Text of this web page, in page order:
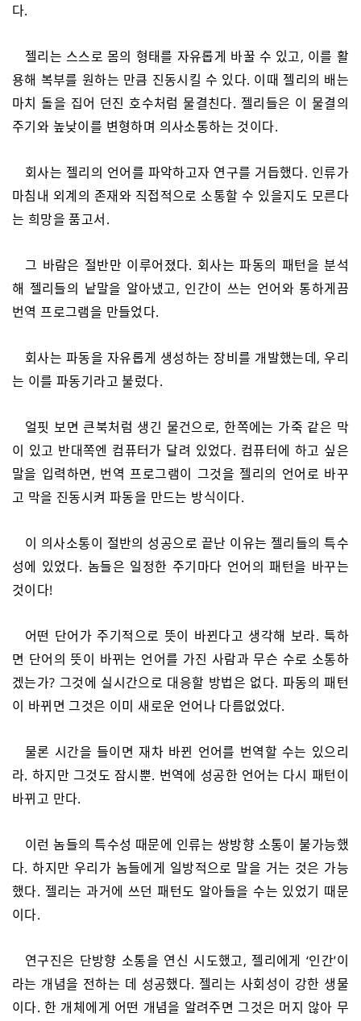
다.
젤리는 스스로 몸의 형태를 자유롭게 바꿀 수 있고, 이를 활
용해 복부를 원하는 만큼 진동시킬 수 있다. 이때 젤리의 배는
마치 돌을 집어 던진 호수처럼 물결친다. 젤리들은 이 물결의
주기와 높낮이를 변형하며 의사소통하는 것이다.
회사는 젤리의 언어를 파악하고자 연구를 거듭했다. 인류가
마침내 외계의 존재와 직접적으로 소통할 수 있을지도 모른다
는 희망을 품고서.
그 바람은 절반만 이루어졌다. 회사는 파동의 패턴을 분석
해 젤리들의 낱말을 알아냈고, 인간이 쓰는 언어와 통하게끔
번역 프로그램을 만들었다.
회사는 파동을 자유롭게 생성하는 장비를 개발했는데, 우리
는 이를 파동기라고 불렀다.
얼핏 보면 큰북처럼 생긴 물건으로, 한쪽에는 가죽 같은 막
이 있고 반대쪽엔 컴퓨터가 달려 있었다. 컴퓨터에 하고 싶은
말을 입력하면, 번역 프로그램이 그것을 젤리의 언어로 바꾸
고 막을 진동시켜 파동을 만드는 방식이다.
이 의사소통이 절반의 성공으로 끝난 이유는 젤리들의 특수
성에 있었다. 놈들은 일정한 주기마다 언어의 패턴을 바꾸는
것이다!
어떤 단어가 주기적으로 뜻이 바뀐다고 생각해 보라. 툭하
면 단어의 뜻이 바뀌는 언어를 가진 사람과 무슨 수로 소통하
겠는가? 그것에 실시간으로 대응할 방법은 없다. 파동의 패턴
이 바뀌면 그것은 이미 새로운 언어나 다름없었다.
물론 시간을 들이면 재차 바뀐 언어를 번역할 수는 있으리
라. 하지만 그것도 잠시뿐. 번역에 성공한 언어는 다시 패턴이
바뀌고 만다.
이런 놈들의 특수성 때문에 인류는 쌍방향 소통이 불가능했
다. 하지만 우리가 놈들에게 일방적으로 말을 거는 것은 가능
했다. 젤리는 과거에 쓰던 패턴도 알아들을 수는 있었기 때문
이다.
연구진은 단방향 소통을 연신 시도했고, 젤리에게 ‘인간’이
라는 개념을 전하는 데 성공했다. 젤리는 사회성이 강한 생물
이다. 한 개체에게 어떤 개념을 알려주면 그것은 머지 않아 무